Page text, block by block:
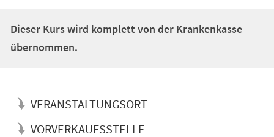
Dieser Kurs wird komplett von der Krankenkasse
übernommen.
VERANSTALTUNGSORT
VORVERKAUFSSTELLE